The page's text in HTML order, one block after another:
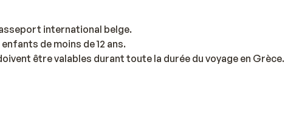
international belge.
de moins de 12 ans.
être valables durant toute la durée du voyage en Grèce.